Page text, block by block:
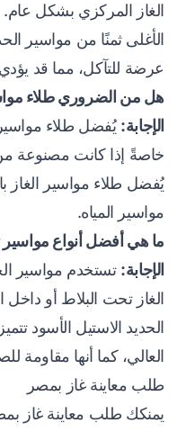
الغاز المركزي بشكل عام.
الأغلى ثمنًا من مواسير
عرضة للتآكل، مما قد
هل من الضروري طلاء
الإجابة: يُفضل طلاء مواسير
خاصةً إذا كانت مصنوعة
يُفضل طلاء مواسير الغاز
مواسير المياه.
ما هي أفضل أنواع مواسير
الإجابة: تستخدم مواسير
الغاز تحت البلاط أو
الحديد الاستيل الأسود
العالي، كما أنها مقاومة
طلب معاينة غاز بمصر
يمنكك طلب معاينة غاز